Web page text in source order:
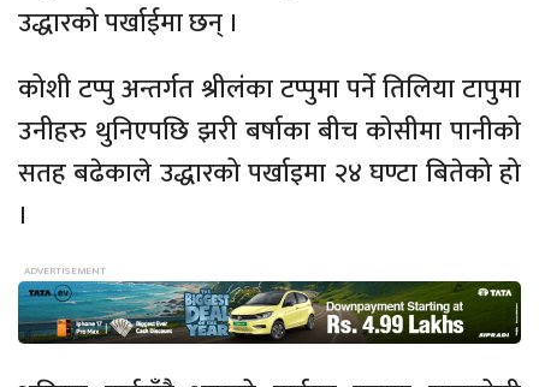
उद्धारको पर्खाईमा छन् ।
कोशी टप्पु अन्तर्गतश्रीलंकाटप्पुमा पर्नेतिलियाटापुमा
उनीहरु थुनिएपछिझरी बर्षाकाबीचकोसीमा पानीको
सतह बढेकाले उद्धारको पर्खाइमा २४ घण्टाबितेकोहो
।